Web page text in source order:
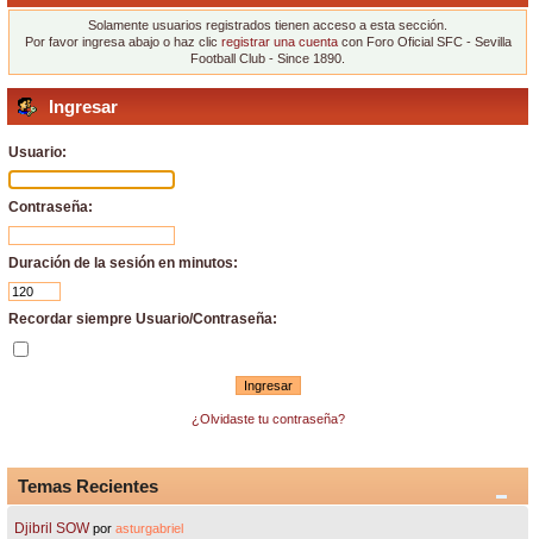
Solamente usuarios registrados tienen acceso a esta sección.
Por favor ingresa abajo o haz clic registrar una cuentacon Foro Oficial SFC - Sevilla
Football Club - Since 1890.
Ingresar
Usuario:
Contraseña:
Duración de la sesión en minutos:
Recordar siempre Usuario/Contraseña:
¿Olvidaste tu contraseña?
Temas Recientes
Djibril SOW porasturgabriel